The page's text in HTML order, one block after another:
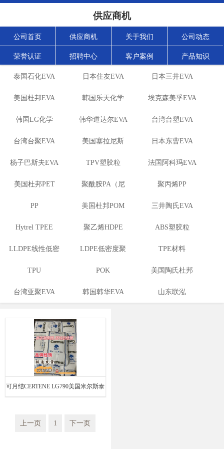
供应商机
公司首页 供应商机 关于我们 公司动态
荣誉认证 招聘中心 客户案例 产品知识
泰国石化EVA 日本住友EVA 日本三井EVA
美国杜邦EVA 韩国乐天化学
EVA
埃克森美孚EVA
韩国LG化学
EVA
韩华道达尔EVA 台湾台塑EVA
台湾台聚EVA 美国塞拉尼斯
EVA
日本东曹EVA
杨子巴斯夫EVA TPV塑胶粒 法国阿科玛EVA
美国杜邦PET 聚酰胺PA（尼
龙）系列：
聚丙烯PP
PP 美国杜邦POM 三井陶氏EVA
Hytrel TPEE 聚乙烯HDPE ABS塑胶粒
LLDPE线性低密
度聚乙烯
LDPE低密度聚
乙烯
TPE材料
TPU POK 美国陶氏杜邦
EVA
台湾亚聚EVA 韩国韩华EVA 山东联泓
可月结CERTENE LG790美国米尔斯泰
上一页 1 下一页